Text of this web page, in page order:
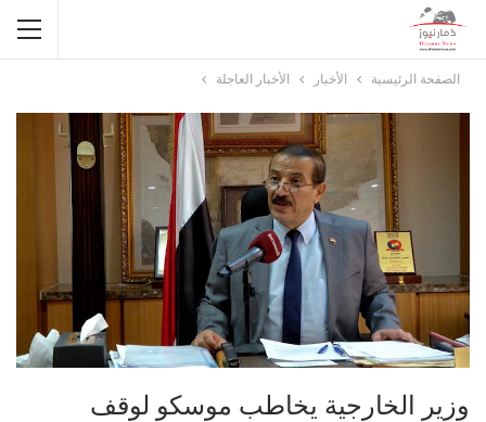
الصفحة الرئيسية الأخبار الأخبار العاجلة
وزير الخارجية يخاطب موسكو لوقف